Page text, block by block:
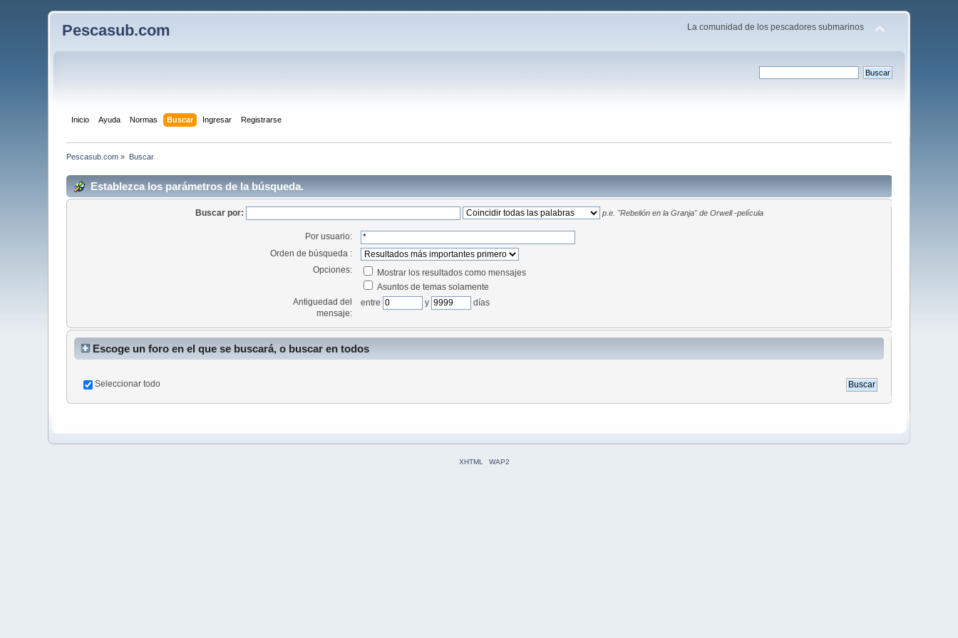
Pescasub.com La comunidad de los pescadores submarinos
Inicio Ayuda Normas Buscar Ingresar Registrarse
Pescasub.com » Buscar
Establezca los parámetros de la búsqueda.
Buscar por: p.e. "Rebelión en la Granja" de Orwell -película
Por usuario:
Orden de búsqueda :
Opciones:
Mostrar los resultados como mensajes
Asuntos de temas solamente
Antiguedad del
mensaje:
entre y días
Escoge un foro en el que se buscará, o buscar en todos
Seleccionar todo
XHTML WAP2